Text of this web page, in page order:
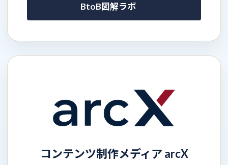
BtoB図解ラボ
コンテンツ制作メディア arcX